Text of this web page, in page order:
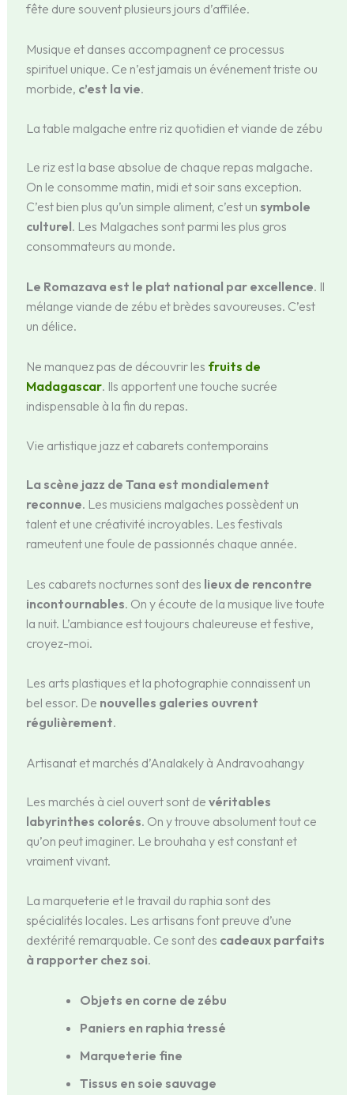
fête dure souvent plusieurs jours d’affilée.
Musique et danses accompagnent ce processus
spirituel unique. Ce n’est jamais un événement triste ou
morbide, c’est la vie.
La table malgache entre riz quotidien et viande de zébu
Le riz est la base absolue de chaque repas malgache.
On le consomme matin, midi et soir sans exception.
C’est bien plus qu’un simple aliment, c’est un symbole
culturel. Les Malgaches sont parmi les plus gros
consommateurs au monde.
Le Romazava est le plat national par excellence. Il
mélange viande de zébu et brèdes savoureuses. C’est
un délice.
Ne manquez pas de découvrir les fruits de
Madagascar. Ils apportent une touche sucrée
indispensable à la fin du repas.
Vie artistique jazz et cabarets contemporains
La scène jazz de Tana est mondialement
reconnue. Les musiciens malgaches possèdent un
talent et une créativité incroyables. Les festivals
rameutent une foule de passionnés chaque année.
Les cabarets nocturnes sont des lieux de rencontre
incontournables. On y écoute de la musique live toute
la nuit. L’ambiance est toujours chaleureuse et festive,
croyez-moi.
Les arts plastiques et la photographie connaissent un
bel essor. De nouvelles galeries ouvrent
régulièrement.
Artisanat et marchés d’Analakely à Andravoahangy
Les marchés à ciel ouvert sont de véritables
labyrinthes colorés. On y trouve absolument tout ce
qu’on peut imaginer. Le brouhaha y est constant et
vraiment vivant.
La marqueterie et le travail du raphia sont des
spécialités locales. Les artisans font preuve d’une
dextérité remarquable. Ce sont des cadeaux parfaits
à rapporter chez soi.
Objets en corne de zébu
Paniers en raphia tressé
Marqueterie fine
Tissus en soie sauvage